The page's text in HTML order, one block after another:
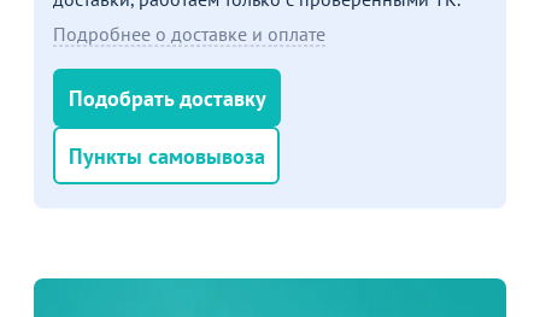
Подробнее о доставке и оплате
Подобрать доставку
Пункты самовывоза